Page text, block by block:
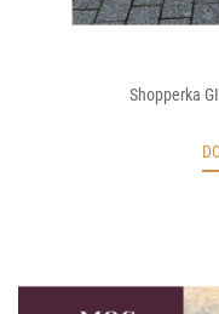
Shopperka